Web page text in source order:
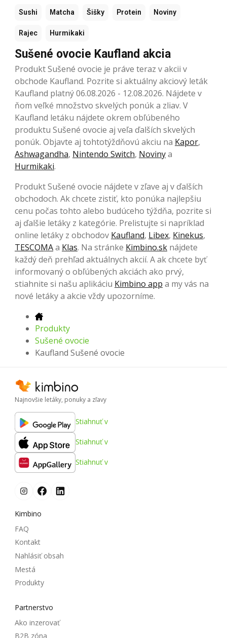
Sushi Matcha Šišky Protein Noviny
Rajec Hurmikaki
Sušené ovocie Kaufland akcia
Produkt Sušené ovocie je práve teraz v akcii v
obchode Kaufland. Pozrite si aktuálny akciový leták
Kaufland platný 06.08.2026 - 12.08.2026. Nájdete v
ňom veľké množstvo skvelých ponúk a zliav. V
Kaufland letáku nájdete okrem obľúbeného
produktu Sušené ovocie aj veľa ďalších skvelých
ponúk. Objavte aj tohtotýždňovú akciu na Kapor,
Ashwagandha, Nintendo Switch, Novinya
Hurmikaki.
Produkt Sušené ovocie nájdete v zľave aj v ďalších
obchodoch. Ak chcete zistiť, kto ponúka najlepšiu
cenu počas tohto alebo budúceho týždňa, pozrite si
aj ďalšie letáky z kategórie. Prelistujte si napríklad
online letáky z obchodov Kaufland, Libex, Kinekus,
TESCOMAa Klas. Na stránke Kimbino.sk nájdete
každý deň prehľad aktuálnych akcií. A ak chcete byť
informovaný o obľúbených akciách ako prvý,
stiahnite si našu aplikáciu Kimbino app a my vás na
nové letáky a akcie vždy upozorníme.
Produkty
Sušené ovocie
Kaufland Sušené ovocie
Najnovšie letáky, ponuky a zľavy
Stiahnuť v
Stiahnuť v
Stiahnuť v
Kimbino
FAQ
Kontakt
Nahlásiť obsah
Mestá
Produkty
Partnerstvo
Ako inzerovať
B2B zóna